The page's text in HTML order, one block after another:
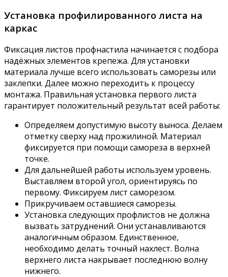
Установка профилированного листа на
каркас
Фиксация листов профнастила начинается с подбора
надёжных элементов крепежа. Для установки
материала лучше всего использовать саморезы или
заклепки. Далее можно переходить к процессу
монтажа. Правильная установка первого листа
гарантирует положительный результат всей работы:
Определяем допустимую высоту выноса. Делаем
отметку сверху над прожилиной. Материал
фиксируется при помощи самореза в верхней
точке.
Для дальнейшей работы используем уровень.
Выставляем второй угол, ориентируясь по
первому. Фиксируем лист саморезом.
Прикручиваем оставшиеся саморезы.
Установка следующих профлистов не должна
вызвать затруднений. Они устанавливаются
аналогичным образом. Единственное,
необходимо делать точный нахлест. Волна
верхнего листа накрывает последнюю волну
нижнего.